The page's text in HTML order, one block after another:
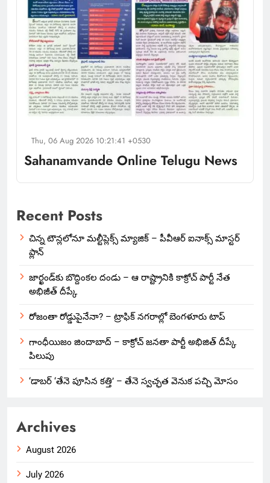
Thu, 06 Aug 2026 10:21:41 +0530
Sahanamvande Online Telugu News
Recent Posts
చిన్న టౌన్లలోనూ మల్టీప్లెక్స్‌ మ్యాజిక్ – పీవీఆర్ ఐనాక్స్ మాస్టర్
ప్లాన్
జార్ఖండ్‌కు బొద్దింకల దండు – ఆ రాష్ట్రానికి కాక్రోచ్ పార్టీ నేత
అభిజీత్ దీప్కే
రోజంతా రోడ్డుపైనేనా? – ట్రాఫిక్ నగరాల్లో బెంగళూరు టాప్
గాంధీయిజం జిందాబాద్ – కాక్రోచ్ జనతా పార్టీ అభిజిత్ దీప్కే
పిలుపు
‘డాబర్ ‘తేనె పూసిన కత్తి’ – తేనె స్వచ్ఛత వెనుక పచ్చి మోసం
Archives
August 2026
July 2026